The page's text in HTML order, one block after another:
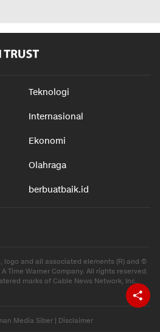
Teknologi
Internasional
Ekonomi
Olahraga
berbuatbaik.id
logo and all associated elements (R) and ©
Time Warner Company. All rights reserved.
marks of Cable News Network, Inc.,
Media Siber Disclaimer